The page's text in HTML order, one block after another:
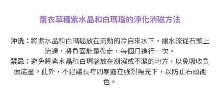
薰衣草種紫水晶和白瑪瑙的淨化消磁方法
沖洗： 將紫水晶和白瑪瑙放在流動的冷自來水下，讓水流從石頭上
流過，將負面能量帶走，每個月進行一次。
禁忌： 避免將紫水晶和白瑪瑙放在潮濕或不潔的地方，以免吸收負
面能量。此外，不建議長時間暴露在強烈陽光下，以防止石頭褪
色。